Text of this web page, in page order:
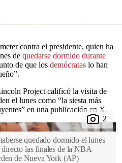
contra el presidente, quien ha
de quedarse dormido durante
de que los demócratas lo han
Project calificó la visita de
el lunes como “la siesta más
en una publicación en X.
quedado dormido el lunes
las finales de la NBA
de Nueva York (AP)